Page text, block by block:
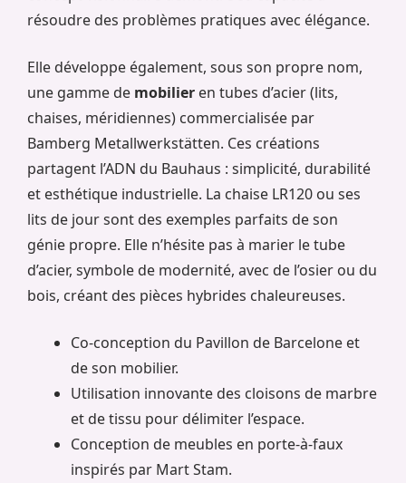
résoudre des problèmes pratiques avec élégance.
Elle développe également, sous son propre nom,
une gamme de mobilier en tubes d’acier (lits,
chaises, méridiennes) commercialisée par
Bamberg Metallwerkstätten. Ces créations
partagent l’ADN du Bauhaus : simplicité, durabilité
et esthétique industrielle. La chaise LR120 ou ses
lits de jour sont des exemples parfaits de son
génie propre. Elle n’hésite pas à marier le tube
d’acier, symbole de modernité, avec de l’osier ou du
bois, créant des pièces hybrides chaleureuses.
Co-conception du Pavillon de Barcelone et
de son mobilier.
Utilisation innovante des cloisons de marbre
et de tissu pour délimiter l’espace.
Conception de meubles en porte-à-faux
inspirés par Mart Stam.